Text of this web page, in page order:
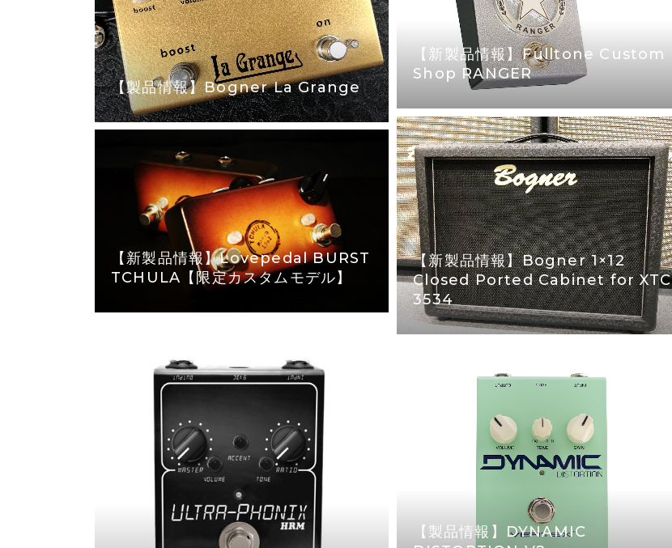
【製品情報】Bogner La Grange
【新製品情報】Fulltone Custom
Shop RANGER
【新製品情報】Bogner 1×12
Closed Ported Cabinet for XTC
3534
【新製品情報】Lovepedal BURST
TCHULA【限定カスタムモデル】
【製品情報】DYNAMIC